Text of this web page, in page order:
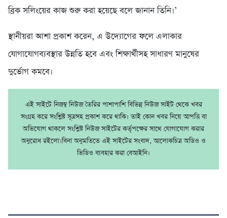
ব্রিক সলিংয়ের কাজ শুরু করা হয়েছে বলে জানান তিনি।’
স্থানীয়রা আশা প্রকাশ করেন, এ উদ্যোগের ফলে এলাকার
যোগাযোগব্যবস্থার উন্নতি হবে এবং শিক্ষার্থীসহ সাধারণ মানুষের
দুর্ভোগ কমবে।
এই সাইটে নিজম্ব নিউজ তৈরির পাশাপাশি বিভিন্ন নিউজ সাইট থেকে খবর
সংগ্রহ করে সংশ্লিষ্ট সূত্রসহ প্রকাশ করে থাকি। তাই কোন খবর নিয়ে আপত্তি বা
অভিযোগ থাকলে সংশ্লিষ্ট নিউজ সাইটের কর্তৃপক্ষের সাথে যোগাযোগ করার
অনুরোধ রইলো।বিনা অনুমতিতে এই সাইটের সংবাদ, আলোকচিত্র অডিও ও
ভিডিও ব্যবহার করা বেআইনি।